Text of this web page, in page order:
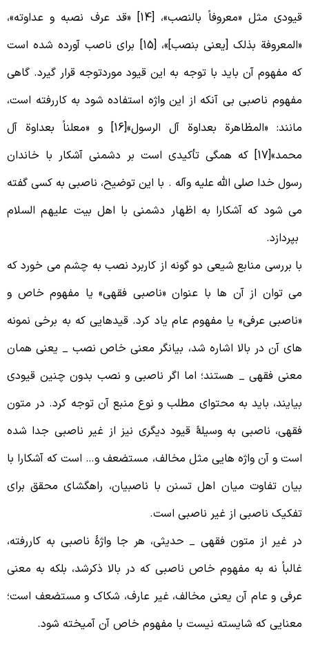
قیودی مثل «معروفاً بالنصب»، [14] «قد عرف نصبه و عداوته»،
«المعروفة بذلک [یعنی بنصب]»، [15] برای ناصب آورده شده است
مفهوم آن باید با توجه به این قیود موردتوجه قرار گیرد. گاهی
ناصبی بی آنکه از این واژه استفاده شود به کاررفته است،
مانند: «المظاهرة بعداوة آل الرسول»[16] و «معلناً بعداوة آل
محمد»[17] که همگی تأکیدی است بر دشمنی آشکار با خاندان
خدا صلی الله علیه وآله . با این توضیح، ناصبی به کسی گفته
شود که آشکارا به اظهار دشمنی با اهل بیت علیهم السلام
بررسی منابع شیعی دو گونه از کاربرد نصب به چشم می خورد که
توان از آن ها با عنوان «ناصبی فقهی» یا مفهوم خاص و
عرفی» یا مفهوم عام یاد کرد. قیدهایی که به برخی نمونه
آن در بالا اشاره شد، بیانگر معنی خاص نصب _ یعنی همان
فقهی _ هستند؛ اما اگر ناصبی و نصب بدون چنین قیودی
باید به محتوای مطلب و نوع منبع آن توجه کرد. در متون
ناصبی به وسیلۀ قیود دیگری نیز از غیر ناصبی جدا شده
و آن واژه هایی مثل مخالف، مستضعف و… است که آشکارا با
تفاوت میان اهل تسنن با ناصبیان، راهگشای محقق برای
ناصبی از غیر ناصبی است.
غیر از متون فقهی _ حدیثی، هر جا واژۀ ناصبی به کاررفته،
نه به مفهوم خاص ناصبی که در بالا ذکرشد، بلکه به معنی
و عام آن یعنی مخالف، غیر عارف، شکاک و مستضعف است؛
که شایسته نیست با مفهوم خاص آن آمیخته شود.